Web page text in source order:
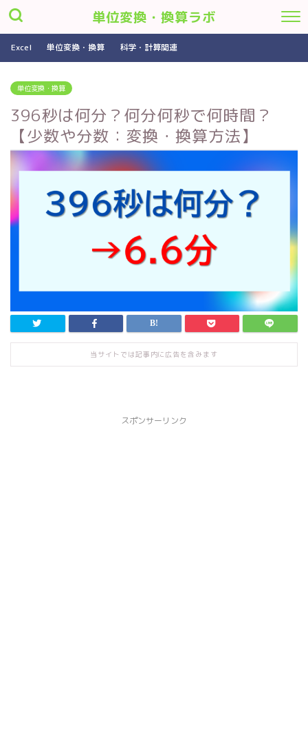
単位変換・換算ラボ
Excel 単位変換・換算 科学・計算関連
単位変換・換算
396秒は何分？何分何秒で何時間？
【少数や分数：変換・換算方法】
当サイトでは記事内に広告を含みます
スポンサーリンク